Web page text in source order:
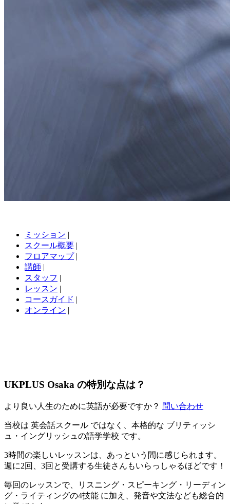
ミッション |
スクール概要 |
フロアマップ|
講師 |
スタッフ |
レッスン |
コースガイド |
オンライン |
UKPLUS Osaka の特別な点は？
より良い人生のために英語が必要ですか？ 問い合わせ
当校は 英会話スクール ではなく、本格的な ブリティッシ
ュ・イングリッシュの語学学校 です。
3時間の楽しいレッスンは、あっという間に感じられます。
週に2回、3回と受講する生徒さんもいらっしゃるほどです！
毎回のレッスンで、リスニング・スピーキング・リーディン
グ・ライティングの4技能 に加え、発音や文法なども総合的